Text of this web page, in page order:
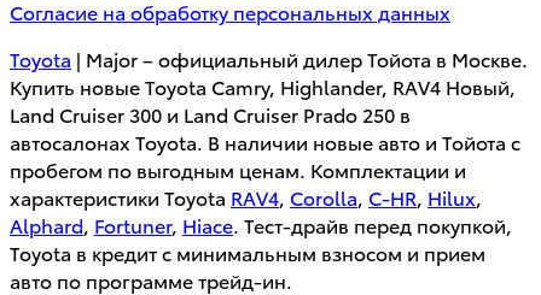
Согласие на обработку персональных данных
Toyota | Major – официальный дилер Тойота в Москве.
Купить новые Toyota Camry, Highlander, RAV4 Новый,
Land Cruiser 300 и Land Cruiser Prado 250 в
автосалонах Toyota. В наличии новые авто и Тойота с
пробегом по выгодным ценам. Комплектации и
характеристики Toyota RAV4, Corolla, C-HR, Hilux,
Alphard, Fortuner, Hiace. Тест-драйв перед покупкой,
Toyota в кредит с минимальным взносом и прием
авто по программе трейд-ин.